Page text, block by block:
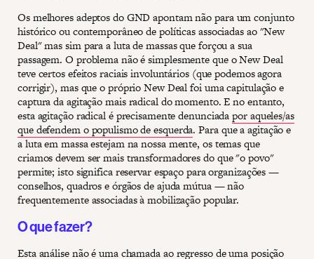
Os melhores adeptos do GND apontam não para um conjunto
histórico ou contemporâneo de políticas associadas ao "New
Deal" mas sim para a luta de massas que forçou a sua
passagem. O problema não é simplesmente que o New Deal
teve certos efeitos raciais involuntários (que podemos agora
corrigir), mas que o próprio New Deal foi uma capitulação e
captura da agitação mais radical do momento. E no entanto,
esta agitação radical é precisamente denunciadapor aqueles/as
que defendem o populismo de esquerda. Para que a agitação e
a luta em massa estejam na nossa mente, os temas que
criamos devem ser mais transformadores do que "o povo"
permite; isto significa reservar espaço para organizações —
conselhos, quadros e órgãos de ajuda mútua — não
frequentemente associadas à mobilização popular.
O que fazer?
Esta análise não é uma chamada ao regresso de uma posição